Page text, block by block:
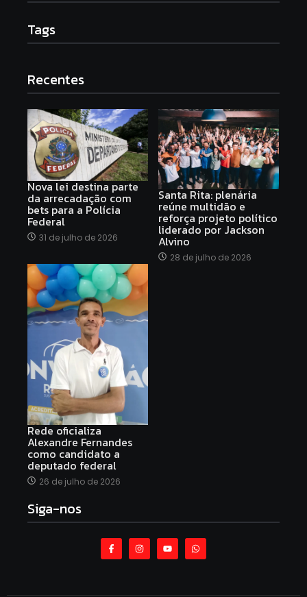
Tags
Recentes
Nova lei destina parte
da arrecadação com
bets para a Polícia
Federal
31 de julho de 2026
Santa Rita: plenária
reúne multidão e
reforça projeto político
liderado por Jackson
Alvino
28 de julho de 2026
Rede oficializa
Alexandre Fernandes
como candidato a
deputado federal
26 de julho de 2026
Siga-nos